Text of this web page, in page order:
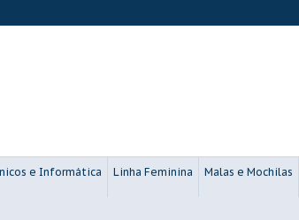
e Informática Linha Feminina Malas e Mochilas